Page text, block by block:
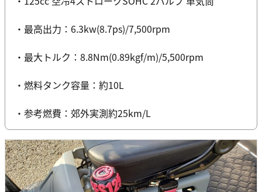
・最高出力：6.3kw(8.7ps)/7,500rpm
・最大トルク：8.8Nm(0.89kgf/m)/5,500rpm
・燃料タンク容量：約10L
・参考燃費：郊外実測約25km/L